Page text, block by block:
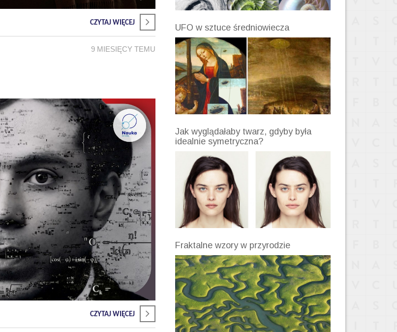
CZYTAJ WIĘCEJ
9 MIESIĘCY TEMU
CZYTAJ WIĘCEJ
UFO w sztuce średniowiecza
Jak wyglądałaby twarz, gdyby była
idealnie symetryczna?
Fraktalne wzory w przyrodzie